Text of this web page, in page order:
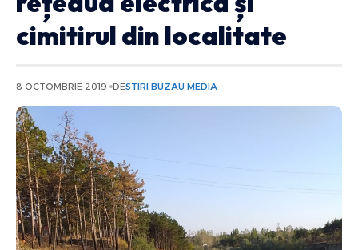
cimitirul din localitate
8 OCTOMBRIE 2019 DESTIRI BUZAU MEDIA